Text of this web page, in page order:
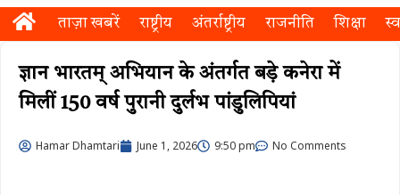
ताज़ा खबरें राष्ट्रीय अंतर्राष्ट्रीय राजनीति शिक्षा
ज्ञान भारतम् अभियान के अंतर्गत बड़े कनेरा में
मिलीं 150 वर्ष पुरानी दुर्लभ पांडुलिपियां
Hamar Dhamtari June 1, 2026 9:50 pm No Comments